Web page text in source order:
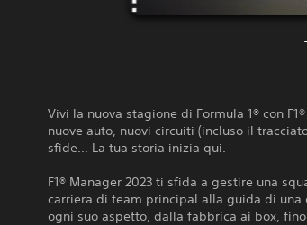
Vivi la nuova stagione di Formula 1® con
nuove auto, nuovi circuiti (incluso il
sfide... La tua storia inizia qui.
F1® Manager 2023 ti sfida a gestire una
carriera di team principal alla guida di una
ogni suo aspetto, dalla fabbrica ai box,